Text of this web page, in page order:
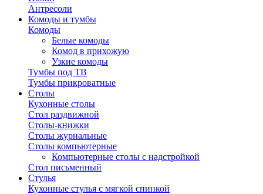
Антресоли
Комоды и тумбы
Комоды
Белые комоды
Комод в прихожую
Узкие комоды
Тумбы под ТВ
Тумбы прикроватные
Столы
Кухонные столы
Стол раздвижной
Столы-книжки
Столы журнальные
Столы компьютерные
Компьютерные столы с надстройкой
Стол письменный
Стулья
Кухонные стулья с мягкой спинкой